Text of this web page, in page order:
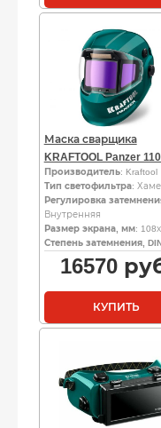
Маска сварщика
KRAFTOOL Panzer
Производитель: Kraftool
Тип светофильтра:
Регулировка
Внутренняя
Размер экрана, мм:
Степень затемнения,
16570
КУПИТЬ